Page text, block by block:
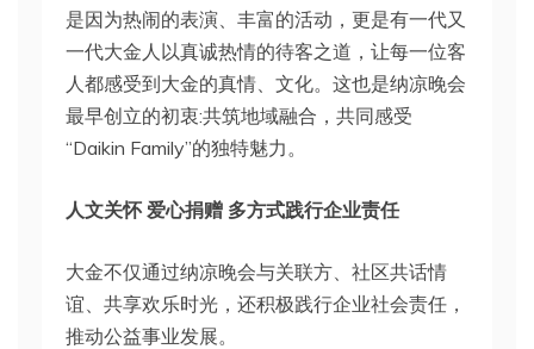
是因为热闹的表演、丰富的活动，更是有一代又
一代大金人以真诚热情的待客之道，让每一位客
人都感受到大金的真情、文化。这也是纳凉晚会
最早创立的初衷:共筑地域融合，共同感受
“Daikin Family”的独特魅力。
人文关怀 爱心捐赠 多方式践行企业责任
大金不仅通过纳凉晚会与关联方、社区共话情
谊、共享欢乐时光，还积极践行企业社会责任，
推动公益事业发展。